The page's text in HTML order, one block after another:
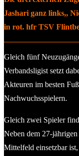
Jashari ganz links,,
in rot. hfr TSV
Gleich fünf
Verbandsligist setzt
Akteuren im besten
Nachwuchsspielern.
Gleich zwei Spieler
Neben dem 27-
Mittelfeld einsetzbar